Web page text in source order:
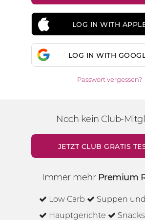
LOG IN WITH
LOG IN WITH
Passwort vergessen?
Noch kein Club-
JETZT CLUB GRATIS
Immer mehr Premium
Low Carb
Suppen
Hauptgerichte
Snacks